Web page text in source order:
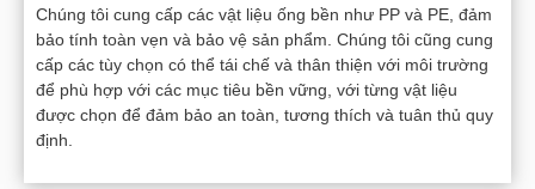
Chúng tôi cung cấp các vật liệu ống bền như PP và PE, đảm
bảo tính toàn vẹn và bảo vệ sản phẩm. Chúng tôi cũng cung
cấp các tùy chọn có thể tái chế và thân thiện với môi trường
để phù hợp với các mục tiêu bền vững, với từng vật liệu
được chọn để đảm bảo an toàn, tương thích và tuân thủ quy
định.